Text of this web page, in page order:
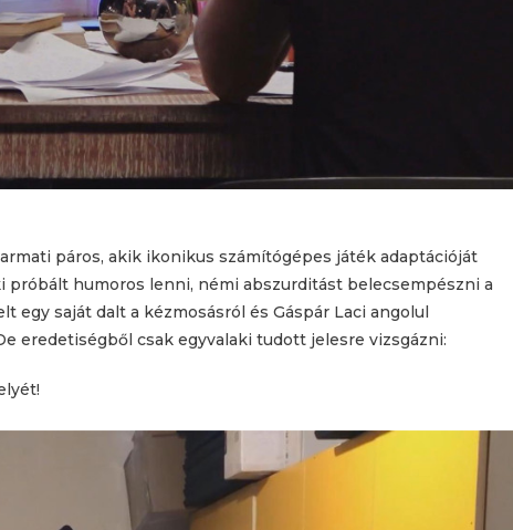
páros, akik ikonikus számítógépes játék adaptációját
próbált humoros lenni, némi abszurditást belecsempészni a
egy saját dalt a kézmosásról és Gáspár Laci angolul
eredetiségből csak egyvalaki tudott jelesre vizsgázni: